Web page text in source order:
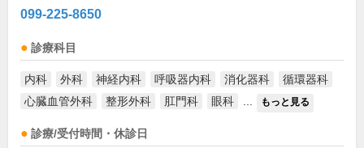
099-225-8650
診療科目
内科 外科 神経内科 呼吸器内科 消化器科
循環器科
心臓血管外科
整形外科 肛門科 眼科 もっと見る
診療/受付時間・休診日